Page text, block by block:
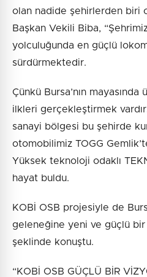
olan nadide şehirlerden biri
Başkan Vekili Biba,
yolculuğunda en güçlü
sürdürmektedir.
Çünkü Bursa’nın
ilkleri gerçekleştirmek
sanayi bölgesi bu şehirde
otomobilimiz TOGG
Yüksek teknoloji odaklı
hayat buldu.
KOBİ OSB projesiyle de
geleneğine yeni ve güçlü
şeklinde konuştu.
“KOBİ OSB GÜÇLÜ BİR